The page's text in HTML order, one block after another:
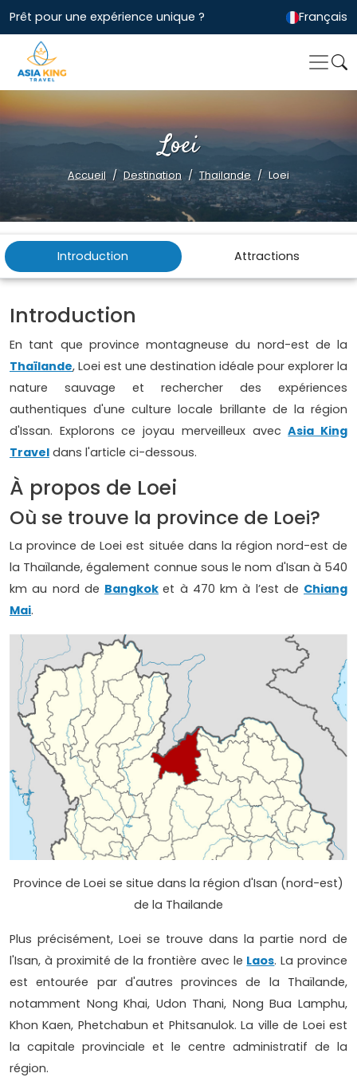
Prêt pour une expérience unique ? Français
Loei
Accueil Destination Thailande Loei
Introduction Attractions
Introduction
En tant que province montagneuse du nord-est de la
Thaïlande, Loei est une destination idéale pour explorer la
nature sauvage et rechercher des expériences
authentiques d'une culture locale brillante de la région
d'Issan. Explorons ce joyau merveilleux avecAsia King
Travel dans l'article ci-dessous.
À propos de Loei
Où se trouve la province de Loei?
La province de Loei est située dans la région nord-est de
la Thaïlande, également connue sous le nom d'Isan à 540
km au nord de Bangkok et à 470 km à l’est de Chiang
Mai.
Province de Loei se situe dans la région d'Isan (nord-est)
de la Thailande
Plus précisément, Loei se trouve dans la partie nord de
l'Isan, à proximité de la frontière avec le Laos. La province
est entourée par d'autres provinces de la Thaïlande,
notamment Nong Khai, Udon Thani, Nong Bua Lamphu,
Khon Kaen, Phetchabun et Phitsanulok. La ville de Loei est
la capitale provinciale et le centre administratif de la
région.